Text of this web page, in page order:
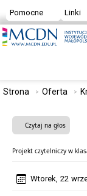
Pomocne Linki
Strona Oferta
Czytaj na głos
Projekt czytelniczy w
Wtorek, 22